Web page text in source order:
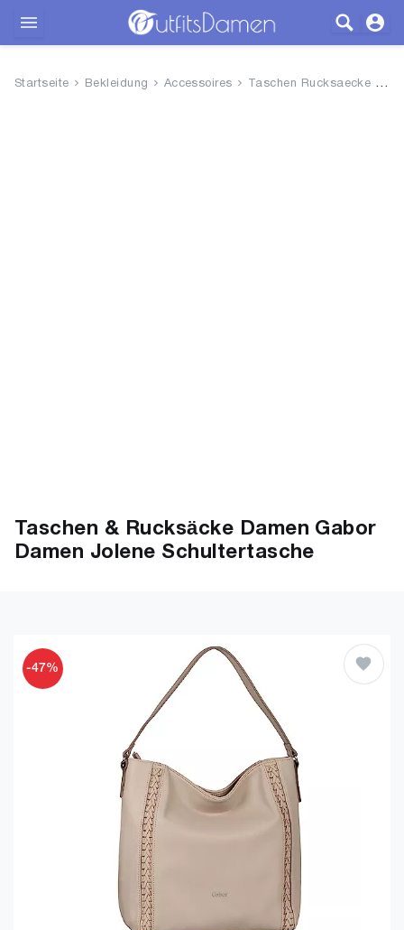
Startseite Bekleidung Accessoires Taschen Rucksaecke
Taschen & Rucksäcke Damen Gabor
Damen Jolene Schultertasche
-47%